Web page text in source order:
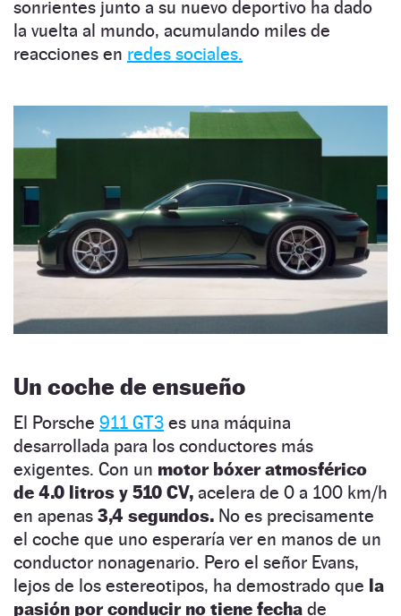
sonrientes junto a su nuevo deportivo ha dado
la vuelta al mundo, acumulando miles de
reacciones en redes sociales.
Un coche de ensueño
El Porsche 911 GT3 es una máquina
desarrollada para los conductores más
exigentes. Con un motor bóxer atmosférico
de 4.0 litros y 510 CV, acelera de 0 a 100 km/h
en apenas 3,4 segundos. No es precisamente
el coche que uno esperaría ver en manos de un
conductor nonagenario. Pero el señor Evans,
lejos de los estereotipos, ha demostrado que la
pasión por conducir no tiene fecha de